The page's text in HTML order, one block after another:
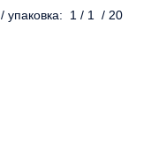
упаковка: 1 / 1 / 20